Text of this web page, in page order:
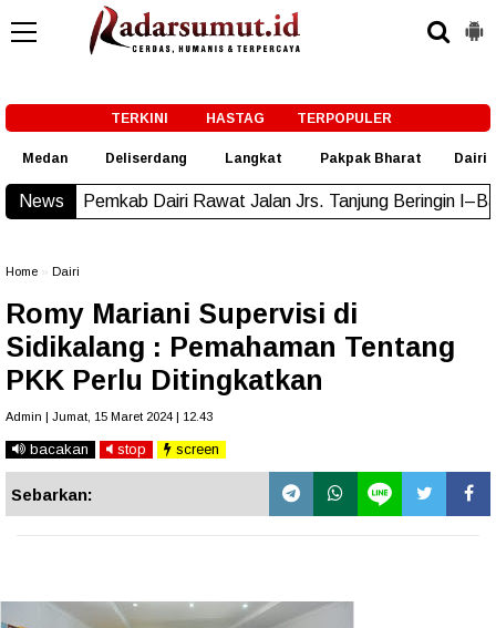
TERKINI HASTAG TERPOPULER
Medan Deliserdang Langkat Pakpak Bharat Dairi
NewsDairi Rawat Jalan Jrs. Tanjung Beringin I–Barisan Nauli
Home Dairi
Romy Mariani Supervisi di
Sidikalang : Pemahaman Tentang
PKK Perlu Ditingkatkan
Admin | Jumat, 15 Maret 2024 | 12.43
bacakan stop screen
Sebarkan: